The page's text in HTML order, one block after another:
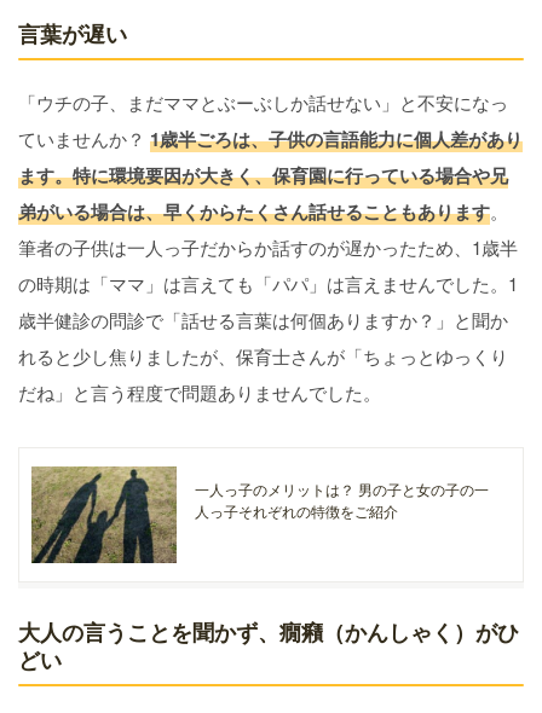
言葉が遅い
「ウチの子、まだママとぶーぶしか話せない」と不安になっ
ていませんか？ 1歳半ごろは、子供の言語能力に個人差があり
ます。特に環境要因が大きく、保育園に行っている場合や兄
弟がいる場合は、早くからたくさん話せることもあります。
筆者の子供は一人っ子だからか話すのが遅かったため、1歳半
の時期は「ママ」は言えても「パパ」は言えませんでした。1
歳半健診の問診で「話せる言葉は何個ありますか？」と聞か
れると少し焦りましたが、保育士さんが「ちょっとゆっくり
だね」と言う程度で問題ありませんでした。
一人っ子のメリットは？ 男の子と女の子の一
人っ子それぞれの特徴をご紹介
大人の言うことを聞かず、癇癪（かんしゃく）がひ
どい